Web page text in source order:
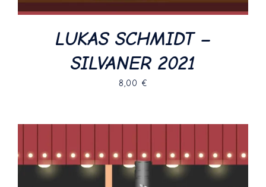
LUKAS SCHMIDT –
SILVANER 2021
8,00 €